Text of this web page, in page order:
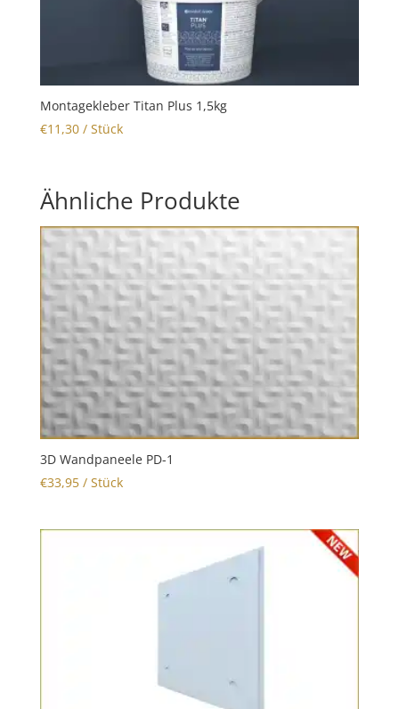
Montagekleber Titan Plus 1,5kg
€11,30/ Stück
Ähnliche Produkte
3D Wandpaneele PD-1
€33,95/ Stück